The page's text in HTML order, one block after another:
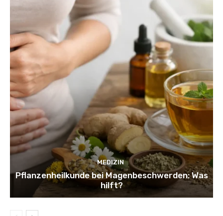
MEDIZIN
Pflanzenheilkunde bei Magenbeschwerden: Was
hilft?